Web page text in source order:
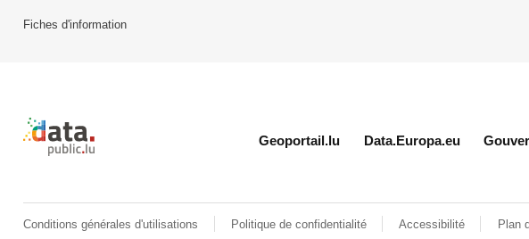
Fiches d'information
Retour à l'accueil de data.public.lu
Geoportail.lu Data.Europa.eu
Conditions générales d'utilisations Politique de confidentialité Accessibilité Plan